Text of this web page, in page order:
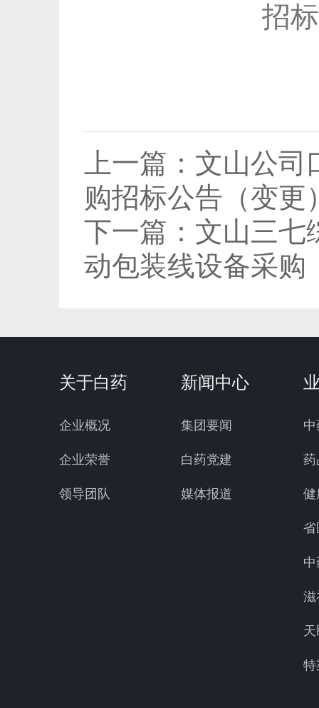
招
上一篇： 文山公司
购招标公告（变更
下一篇： 文山三七
动包装线设备采购
关于白药
企业概况
企业荣誉
领导团队
新闻中心
集团要闻
白药党建
媒体报道
药
健
省
滋
特